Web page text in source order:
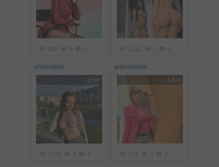
809
vizimajac
1168 2
panamera
1 éve
1050 5
1 éve
629 2